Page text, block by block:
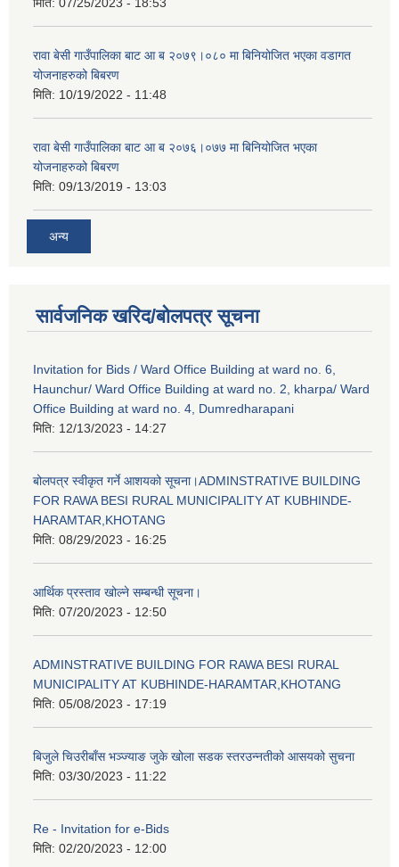
रावा बेसी गाउँपालिका बाट आ ब २०७९।०८० मा बिनियोजित भएका वडागत
योजनाहरुको बिबरण
मिति: 10/19/2022 - 11:48
रावा बेसी गाउँपालिका बाट आ ब २०७६।०७७ मा बिनियोजित भएका
योजनाहरुको बिबरण
मिति: 09/13/2019 - 13:03
अन्य
सार्वजनिक खरिद/बोलपत्र सूचना
Invitation for Bids / Ward Office Building at ward no. 6,
Haunchur/ Ward Office Building at ward no. 2, kharpa/ Ward
Office Building at ward no. 4, Dumredharapani
मिति: 12/13/2023 - 14:27
बोलपत्र स्वीकृत गर्ने आशयको सूचना।ADMINSTRATIVE BUILDING
FOR RAWA BESI RURAL MUNICIPALITY AT KUBHINDE-
HARAMTAR,KHOTANG
मिति: 08/29/2023 - 16:25
आर्थिक प्रस्ताव खोल्ने सम्बन्धी सूचना।
मिति: 07/20/2023 - 12:50
ADMINSTRATIVE BUILDING FOR RAWA BESI RURAL
MUNICIPALITY AT KUBHINDE-HARAMTAR,KHOTANG
मिति: 05/08/2023 - 17:19
बिजुले चिउरीबाँस भञ्ज्याङ जुके खोला सडक स्तरउन्नतीको आसयको सुचना
मिति: 03/30/2023 - 11:22
Re - Invitation for e-Bids
मिति: 02/20/2023 - 12:00